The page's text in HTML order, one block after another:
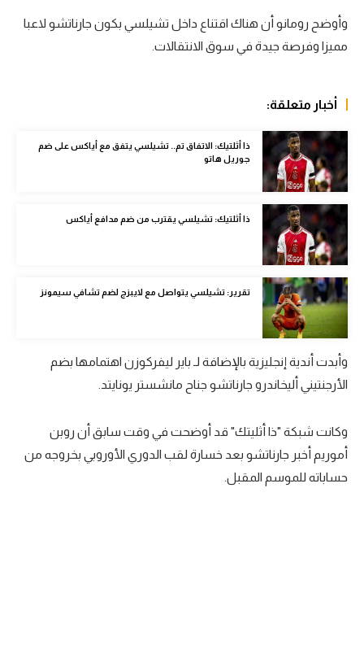
كرة السلة الأمريكية
كرة سلة
الوطن العربي
في المونديال
رياضة نسائية
آسيا
أمريكا
ركن الألعاب
أقسام خاصة
Gamers
ميركاتو
تحقيق في الجول
وأوضح رومانو أن هناك اقتناع داخل تشيلسي بكون جارناتشو لاعبا
مميزا وفرصة جيدة في سوق الانتقالات.
أخبار متعلقة:
ذا أثلتيك: الاتفاق تم.. تشيلسي يتفق مع أياكس على ضم
جوريل هاتو
ذا أثلتيك: تشيلسي يقترب من ضم مدافع أياكس
تقرير: تشيلسي يتواصل مع لايبزج لضم تشافي سيمونز
وأبدت أندية إنجليزية بالإضافة لـ باير ليفركوزن اهتمامها بضم
الأرجنتيني أليخاندرو جارناتشو جناح مانشستر يونايتد.
وكانت شبكة "ذا أثليتك" قد أوضحت في وقت سابق أن روبن
أموريم أخبر جارناتشو بعد خسارة لقب الدوري الأوروبي بخروجه من
حساباته للموسم المقبل.